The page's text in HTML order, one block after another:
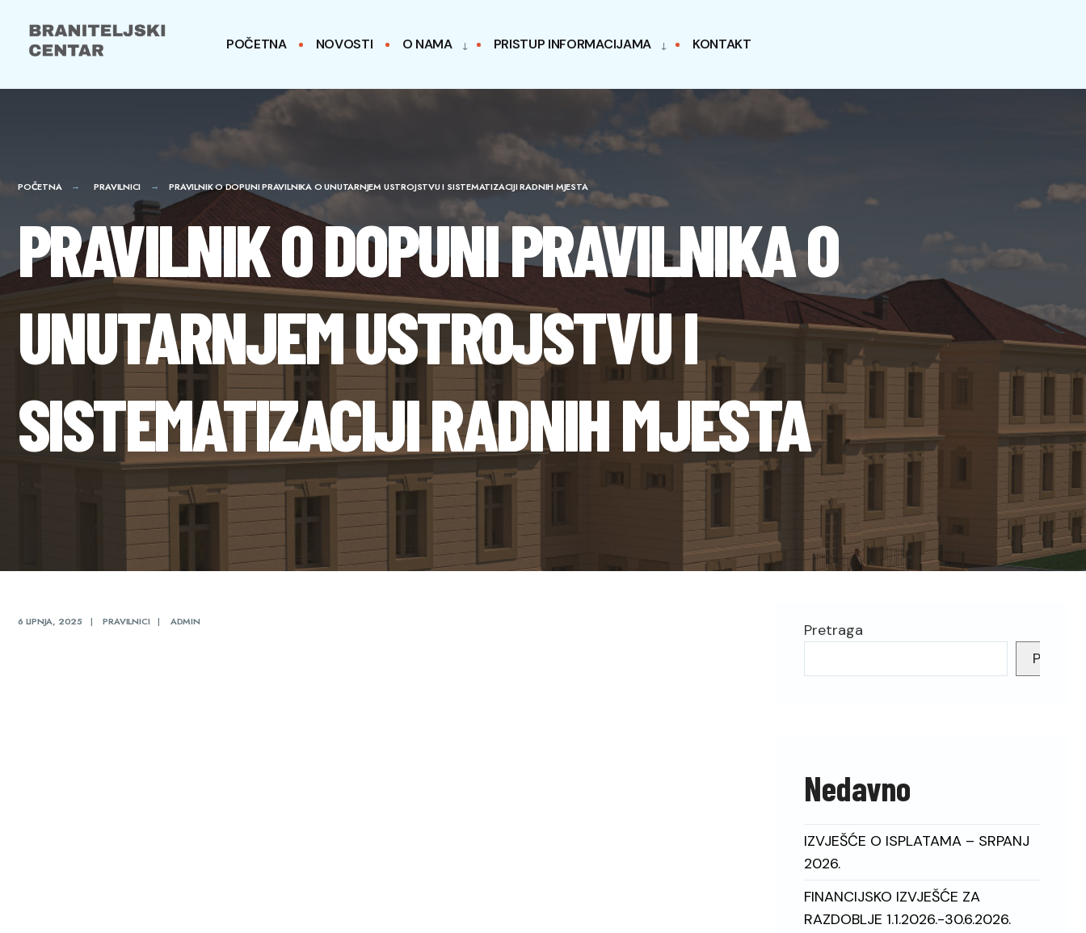
content
POČETNA NOVOSTI O NAMA PRISTUP INFORMACIJAMA KONTAKT
POČETNA PRAVILNICI PRAVILNIK O DOPUNI PRAVILNIKA O UNUTARNJEM USTROJSTVU I SISTEMATIZACIJI RADNIH MJESTA
PRAVILNIK O DOPUNI PRAVILNIKA O
UNUTARNJEM USTROJSTVU I
SISTEMATIZACIJI RADNIH MJESTA
6 LIPNJA, 2025 | PRAVILNICI | ADMIN
Pretraga
Nedavno
IZVJEŠĆE O ISPLATAMA – SRPANJ
2026.
FINANCIJSKO IZVJEŠĆE ZA
RAZDOBLJE 1.1.2026.-30.6.2026.